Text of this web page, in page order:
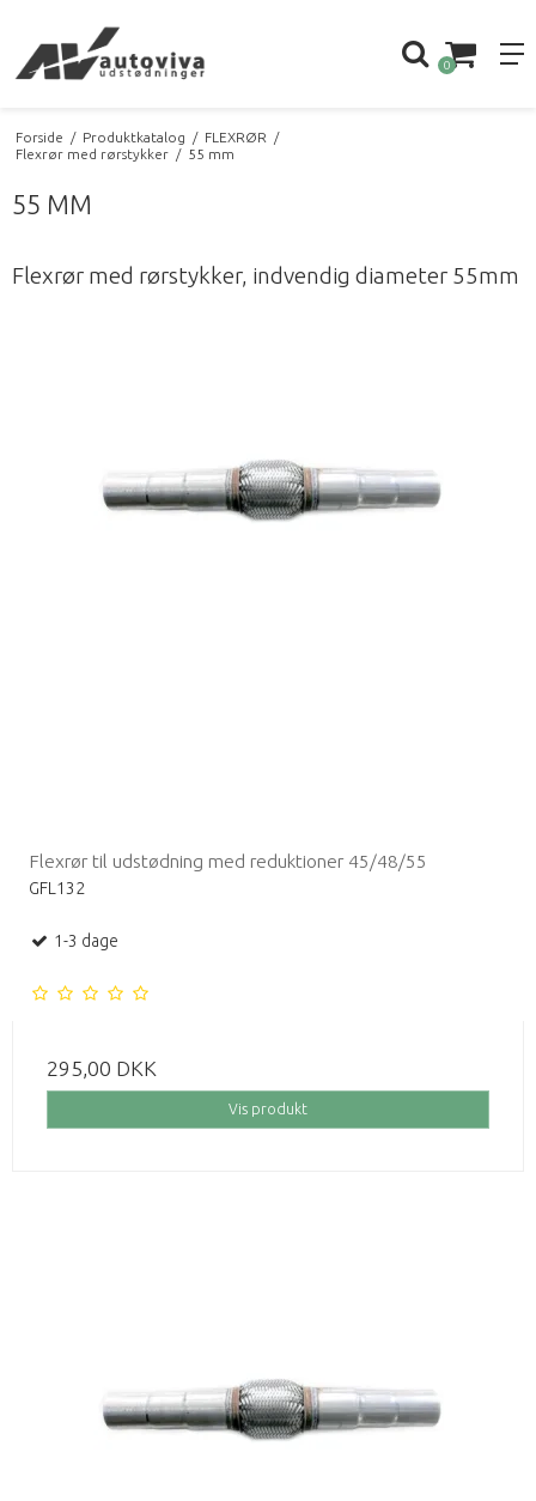
0
Forside / Produktkatalog / FLEXRØR
/
Flexrør med rørstykker / 55 mm
55 MM
Flexrør med rørstykker, indvendig diameter 55mm
Flexrør til udstødning med reduktioner 45/48/55
GFL132
1-3 dage
295,00 DKK
Vis produkt